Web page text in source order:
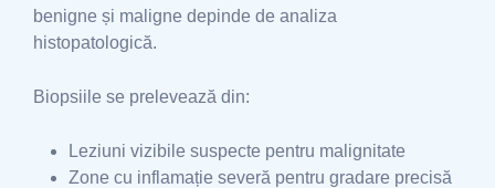
benigne și maligne depinde de analiza
histopatologică.
Biopsiile se prelevează din:
Leziuni vizibile suspecte pentru malignitate
Zone cu inflamație severă pentru gradare precisă